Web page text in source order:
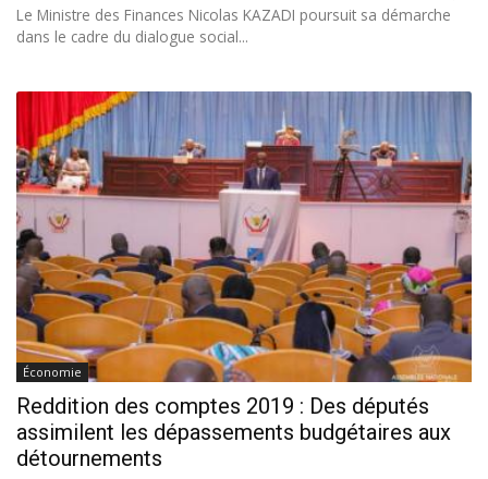
Le Ministre des Finances Nicolas KAZADI poursuit sa démarche
dans le cadre du dialogue social...
Économie
Reddition des comptes 2019 : Des députés
assimilent les dépassements budgétaires aux
détournements